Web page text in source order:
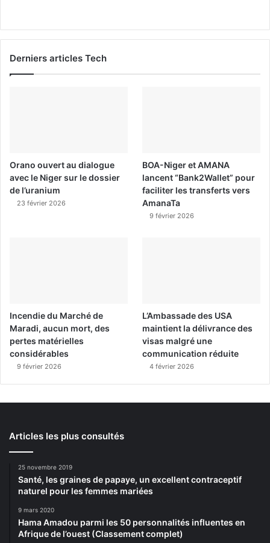
Derniers articles Tech
Orano ouvert au dialogue
avec le Niger sur le dossier
de l’uranium
23 février 2026
BOA-Niger et AMANA
lancent “Bank2Wallet” pour
faciliter les transferts vers
AmanaTa
9 février 2026
Incendie du Marché de
Maradi, aucun mort, des
pertes matérielles
considérables
9 février 2026
L’Ambassade des USA
maintient la délivrance des
visas malgré une
communication réduite
4 février 2026
Articles les plus consultés
25 novembre 2019
Santé, les graines de papaye, un excellent contraceptif
naturel pour les femmes mariées
9 mars 2020
Hama Amadou parmi les 50 personnalités influentes en
Afrique de l’ouest (Classement complet)